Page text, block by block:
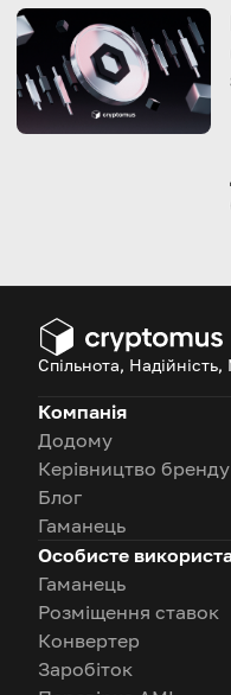
Спільнота,
Компанія
Додому
Керівництво бренду
Блог
Гаманець
Особисте
Гаманець
Розміщення ставок
Конвертер
Заробіток